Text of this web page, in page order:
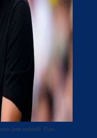
jetzt aufstellt. Foto: